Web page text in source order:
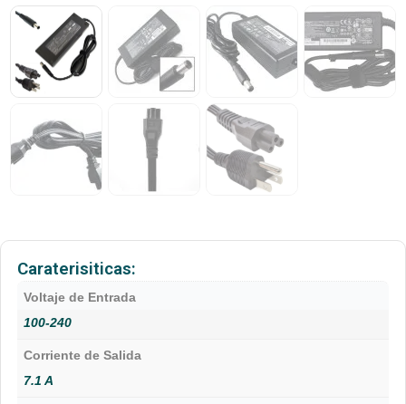
Caraterisiticas:
Voltaje de Entrada
100-240
Corriente de Salida
7.1 A